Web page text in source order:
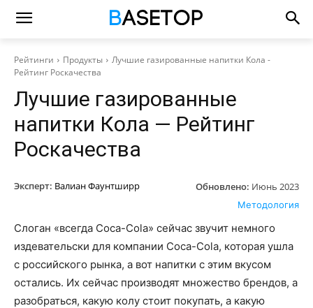
Рейтинги Продукты
Лучшие газированные напитки Кола -
Рейтинг Роскачества
Лучшие газированные
напитки Кола — Рейтинг
Роскачества
Эксперт: Валиан Фаунтширр Обновлено: Июнь 2023
Методология
Слоган «всегда Coca-Cola» сейчас звучит немного
издевательски для компании Coca-Cola, которая ушла
с российского рынка, а вот напитки с этим вкусом
остались. Их сейчас производят множество брендов, а
разобраться, какую колу стоит покупать, а какую